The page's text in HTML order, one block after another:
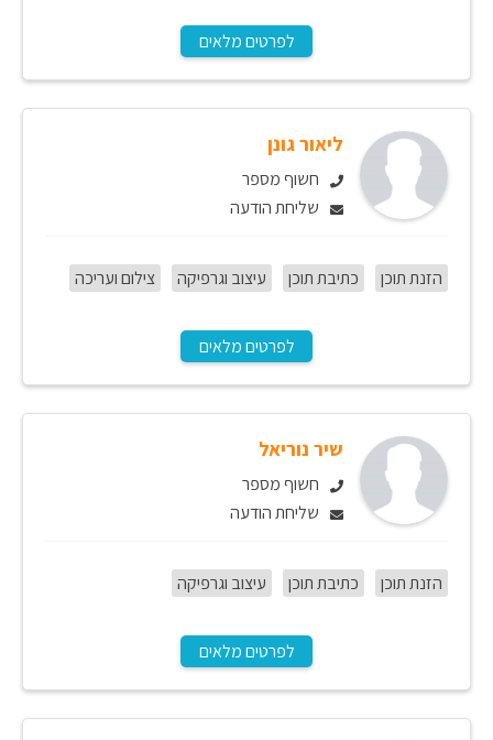
לפרטים מלאים
ליאור גונן
חשוף מספר
שליחת הודעה
הזנת תוכן כתיבת תוכן עיצוב וגרפיקה צילום ועריכה
לפרטים מלאים
שיר נוריאל
חשוף מספר
שליחת הודעה
הזנת תוכן כתיבת תוכן עיצוב וגרפיקה
לפרטים מלאים